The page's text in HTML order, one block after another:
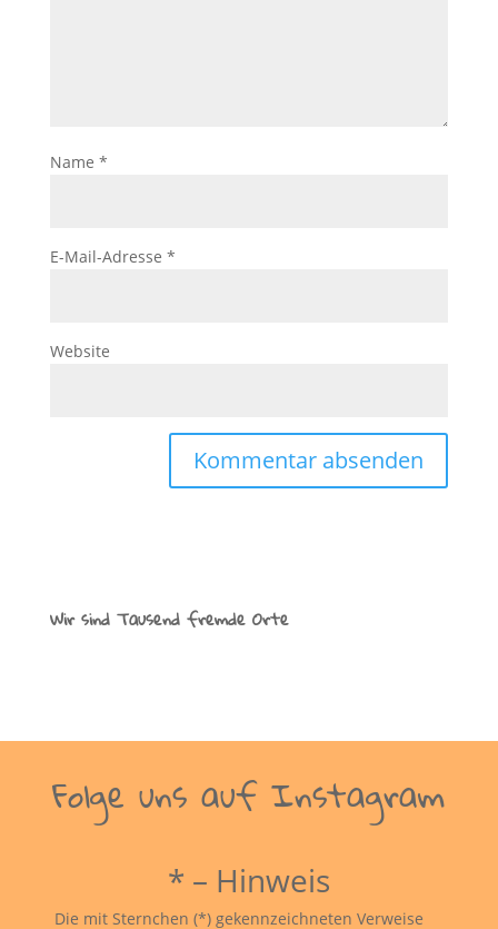
Name *
E-Mail-Adresse *
Website
Wir sind Tausend fremde Orte
Folge uns auf Instagram
* – Hinweis
Die mit Sternchen (*) gekennzeichneten Verweise